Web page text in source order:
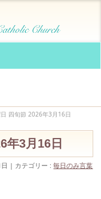
四旬節 2026年3月16日
年3月16日
カテゴリー :毎日のみ言葉